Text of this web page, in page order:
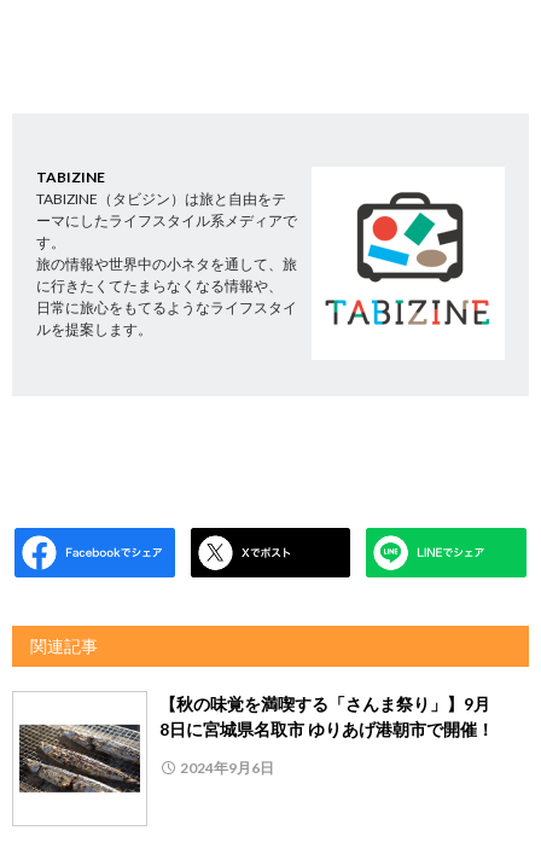
TABIZINE
TABIZINE（タビジン）は旅と自由をテ
ーマにしたライフスタイル系メディアで
す。
旅の情報や世界中の小ネタを通して、旅
に行きたくてたまらなくなる情報や、
日常に旅心をもてるようなライフスタイ
ルを提案します。
関連記事
【秋の味覚を満喫する「さんま祭り」】9月
8日に宮城県名取市 ゆりあげ港朝市で開催！
2024年9月6日